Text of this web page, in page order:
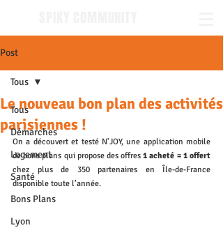
Post
Tous
Démarches
Logement
Santé
Bons Plans
Lyon
Tous
Le nouveau bon plan des activités
parisiennes !
On a découvert et testé N'JOY, une application mobile
de bons plans qui propose des offres
chez plus de 350 partenaires en Île-de-France
disponible toute l’année.